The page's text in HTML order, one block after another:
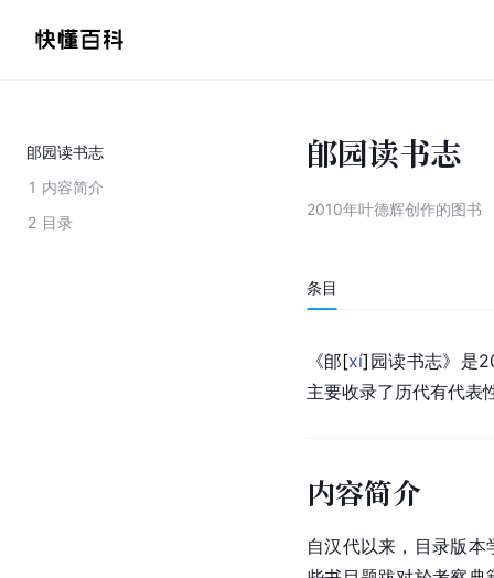
郋园读书志
1 内容简介
2 目录
郋园读书志
2010年叶德辉创作的图书
条目
《郋[xí] 园读书志》是
主要收录了历代有代表
内容简介
自汉代以来，目录版本